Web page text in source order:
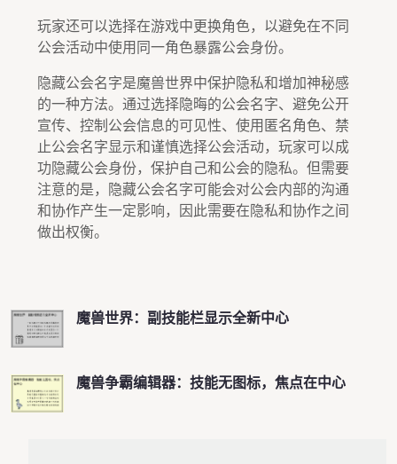
玩家还可以选择在游戏中更换角色，以避免在不同
公会活动中使用同一角色暴露公会身份。
隐藏公会名字是魔兽世界中保护隐私和增加神秘感
的一种方法。通过选择隐晦的公会名字、避免公开
宣传、控制公会信息的可见性、使用匿名角色、禁
止公会名字显示和谨慎选择公会活动，玩家可以成
功隐藏公会身份，保护自己和公会的隐私。但需要
注意的是，隐藏公会名字可能会对公会内部的沟通
和协作产生一定影响，因此需要在隐私和协作之间
做出权衡。
魔兽世界：副技能栏显示全新中心
魔兽争霸编辑器：技能无图标，焦点在中心